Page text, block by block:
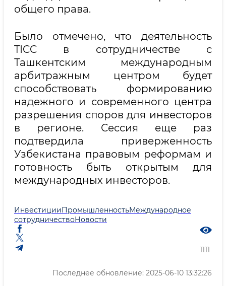
общего права.
Было отмечено, что деятельность
TICC в сотрудничестве с
Ташкентским международным
арбитражным центром будет
способствовать формированию
надежного и современного центра
разрешения споров для инвесторов
в регионе. Сессия еще раз
подтвердила приверженность
Узбекистана правовым реформам и
готовность быть открытым для
международных инвесторов.
ИнвестицииПромышленностьМеждународное
сотрудничествоНовости
1111
Последнее обновление: 2025-06-10 13:32:26